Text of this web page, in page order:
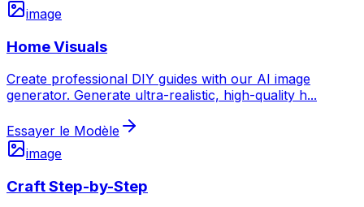
image
Home Visuals
Create professional DIY guides with our AI image
generator. Generate ultra-realistic, high-quality h...
Essayer le Modèle
image
Craft Step-by-Step